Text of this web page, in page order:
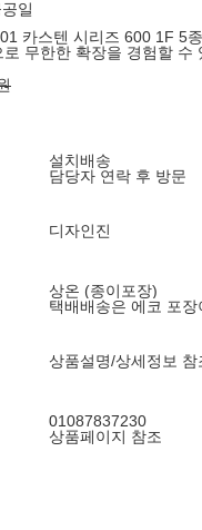
일
카스텐 시리즈 600 1F 5
로 무한한 확장을 경험할 수
설치배송
담당자 연락 후 방문
디자인진
상온 (종이포장)
택배배송은 에코 포
상품설명/상세정보 참
01087837230
상품페이지 참조